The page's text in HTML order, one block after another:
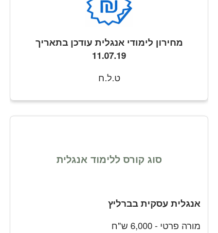
מחירון לימודי אנגלית עודכן בתאריך
11.07.19
ט.ל.ח
סוג קורס ללימוד אנגלית
אנגלית עסקית בברליץ
מורה פרטי - 6,000 ש"ח